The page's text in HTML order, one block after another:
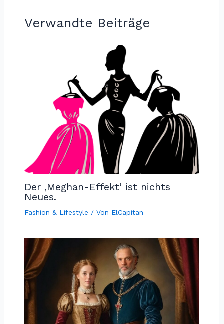
Verwandte Beiträge
Der ‚Meghan-Effekt‘ ist nichts
Neues.
Fashion & Lifestyle / Von ElCapitan